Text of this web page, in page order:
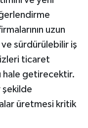
uzun
sürdürülebilir iş
ticaret
hale getirecektir.
şekilde
üretmesi kritik